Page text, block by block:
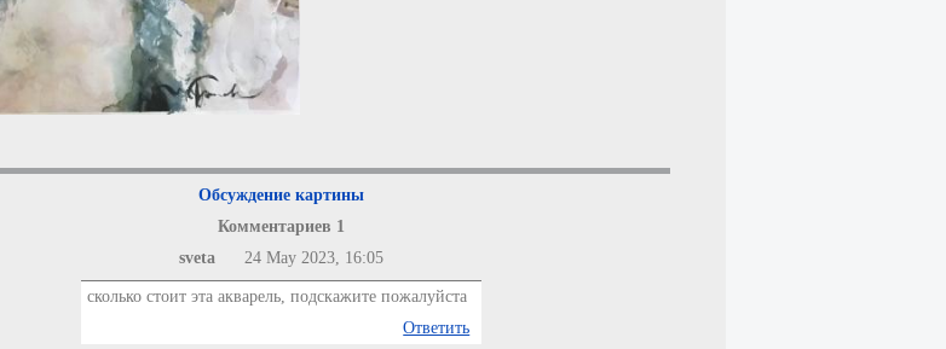
Обсуждение картины
Комментариев 1
sveta
24 May 2023, 16:05
сколько стоит эта акварель, подскажите пожалуйста
Ответить